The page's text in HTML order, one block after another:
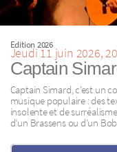
Edition 2026
Jeudi 11 juin 2026,
Captain
Captain Simard, c’est un
musique populaire : des
insolente et de
d’un Brassens ou d’un